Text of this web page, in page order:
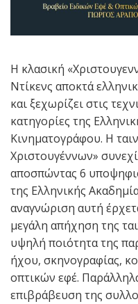
Η κλασική
Ντίκενς αποκτά
και ξεχωρίζει στις
κατηγορίες της
Κινηματογράφου. Η
Χριστουγέννων»
αποσπώντας 6
της Ελληνικής
αναγνώριση αυτή
μεγάλη απήχηση της
υψηλή ποιότητα της
ήχου, σκηνογραφίας,
οπτικών εφέ.
επιβράβευση της